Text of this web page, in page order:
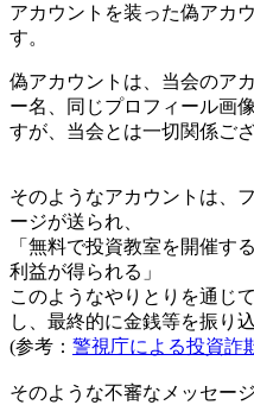
アカウントを装った偽アカ
す。
偽アカウントは、当会のア
ー名、同じプロフィール画
すが、当会とは一切関係ご
そのようなアカウントは、
ージが送られ、
「無料で投資教室を開催す
利益が得られる」
このようなやりとりを通じ
し、最終的に金銭等を振り
(参考： 警視庁による投資詐
そのような不審なメッセー